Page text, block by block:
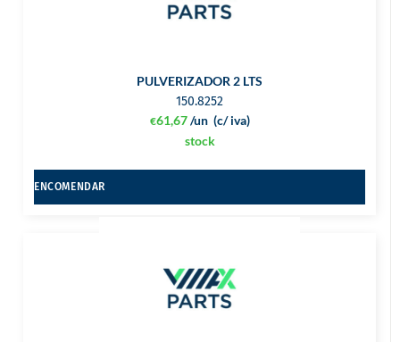
PULVERIZADOR 2 LTS
150.8252
€61,67 (c/ iva)
/un
stock
ENCOMENDAR